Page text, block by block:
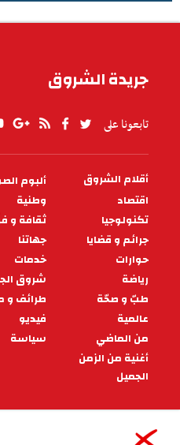
جريدة الشروق
تابعونا على
PIED
DE
PAGE
أقلام الشروق
ألبوم
اقتصاد
وطنية
تكنولوجيا
ثقافة و
جرائم و قضايا
جهاتنا
حوارات
خدمات
رياضة
شروق
طبّ و صحّة
طرائف و
عالمية
فيديو
من الماضي
سياسة
أغنية من الزمن
الجميل